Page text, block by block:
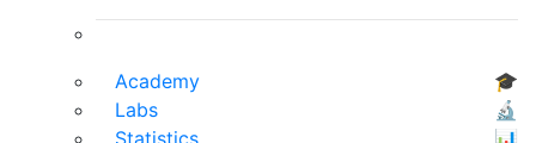
Academy
🎓
Labs
🔬
Statistics
📊